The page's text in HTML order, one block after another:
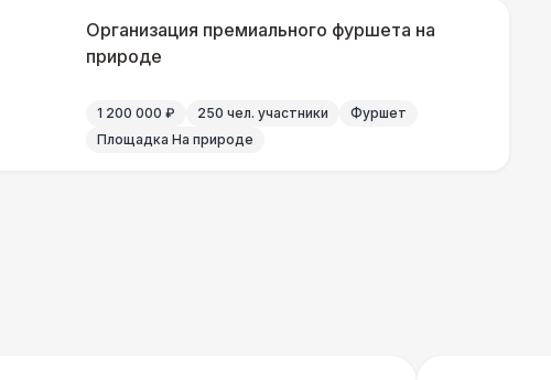
Организация премиального фуршета на
природе
1 200 000 ₽ 250 чел. участники
Фуршет
Площадка На природе